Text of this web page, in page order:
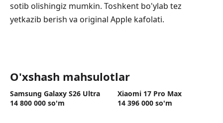
sotib olishingiz mumkin. Toshkent bo'ylab tez
yetkazib berish va original Apple kafolati.
O'xshash mahsulotlar
Samsung Galaxy S26 Ultra
14 800 000 so'm
Xiaomi 17 Pro Max
14 396 000 so'm